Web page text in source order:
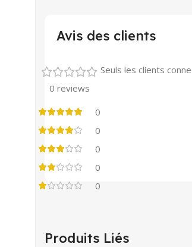
Avis des clients
0 reviews
0
0
0
0
0
Seuls les clients
Produits Liés